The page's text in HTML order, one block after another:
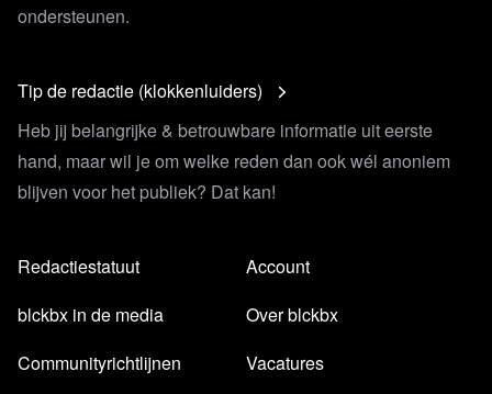
ondersteunen.
Tip de redactie (klokkenluiders)
Heb jij belangrijke & betrouwbare informatie uit eerste
hand, maar wil je om welke reden dan ook wél anoniem
blijven voor het publiek? Dat kan!
Redactiestatuut
blckbx in de media
Communityrichtlijnen
Account
Over blckbx
Vacatures